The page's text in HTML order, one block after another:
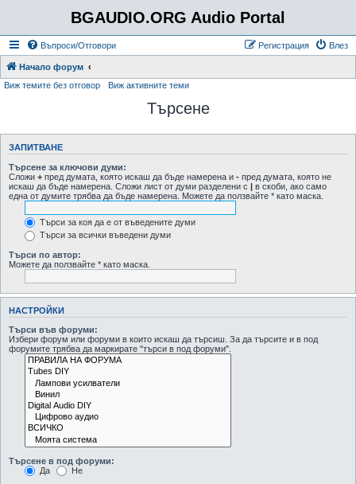
BGAUDIO.ORG Audio Portal
Въпроси/Отговори Влез
Регистрация
Начало форум
Виж темите без отговор
Виж активните теми
Търсене
ЗАПИТВАНЕ
Търсене за ключови думи:
Сложи + пред думата, която искаш да бъде намерена и - пред думата, която не
искаш да бъде намерена. Сложи лист от думи разделени с | в скоби, ако само
една от думите трябва да бъде намерена. Можете да ползвайте * като маска.
Търси за коя да е от въведените думи
Търси за всички въведени думи
Търси по автор:
Можете да ползвайте * като маска.
НАСТРОЙКИ
Търси във форуми:
Избери форум или форуми в които искаш да търсиш. За да търсите и в под
форумите трябва да маркирате "търси в под форуми".
Търсене в под форуми:
Да
Не